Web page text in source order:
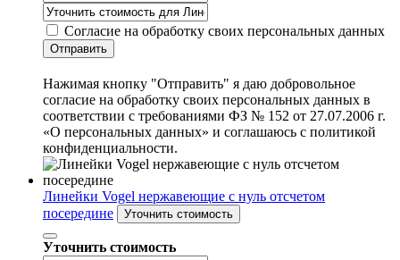
Согласие на обработку своих персональных данных
Отправить
Нажимая кнопку "Отправить" я даю добровольное
согласие на обработку своих персональных данных в
соответствии с требованиями ФЗ № 152 от 27.07.2006 г.
«О персональных данных» и соглашаюсь с политикой
конфиденциальности.
Линейки Vogel нержавеющие с нуль отсчетом
посередине
Уточнить стоимость
Уточнить стоимость